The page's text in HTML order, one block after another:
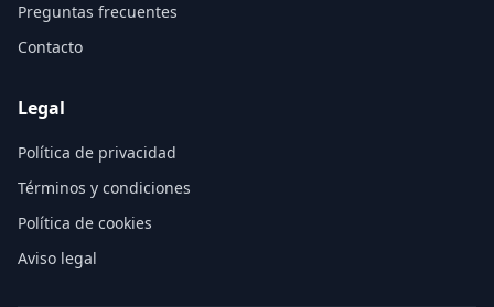
Preguntas frecuentes
Contacto
Legal
Política de privacidad
Términos y condiciones
Política de cookies
Aviso legal